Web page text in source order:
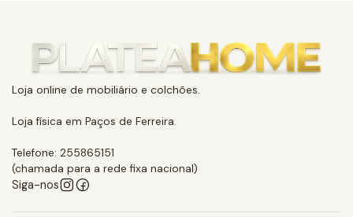
Loja online de mobiliário e colchões.
Loja física em Paços de Ferreira.
Telefone: 255865151
(chamada para a rede fixa nacional)
Siga-nos